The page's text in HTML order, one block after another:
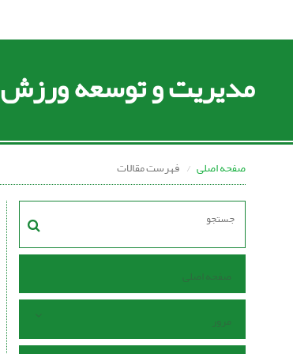
مدیریت و توسعه ورزش
صفحه اصلی فهرست مقالات
صفحه اصلی
مرور